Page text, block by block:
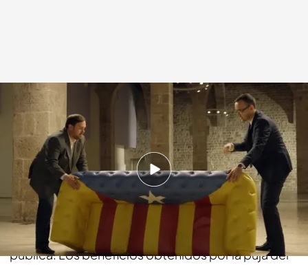
Cuatro.com
06 ABR 2014 - 22:15h.
Compartir
Al finalizar la conversación, Oriol Junqueras y Risto
Mejide dedican el Chester que se pone a subasta
pública. Los beneficios obtenidos por la puja del